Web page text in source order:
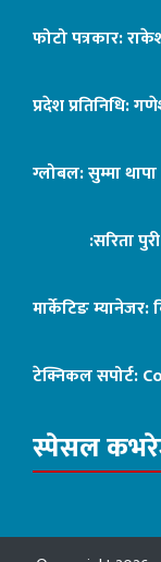
फोटो पत्रकार:
प्रदेश प्रतिनिधि:
ग्लोबल: सुम्मा
:सरिता पुरी
मार्केटिङ
टेक्निकल सपोर्ट:
स्पेसल